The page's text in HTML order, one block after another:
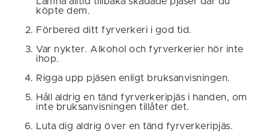
köpte dem.
Förbered ditt fyrverkeri i god tid.
Var nykter. Alkohol och fyrverkerier hör inte
ihop.
Rigga upp pjäsen enligt bruksanvisningen.
Håll aldrig en tänd fyrverkeripjäs i handen, om
inte bruksanvisningen tillåter det.
Luta dig aldrig över en tänd fyrverkeripjäs.